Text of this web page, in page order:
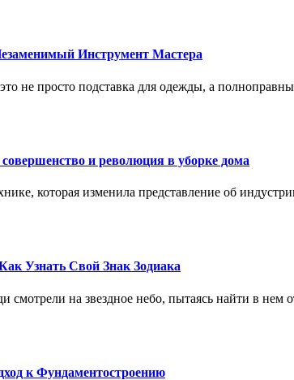
Инструмент Мастера
не просто подставка для одежды, а
и революция в уборке дома
которая изменила представление об
Узнать Свой Знак Зодиака
смотрели на звездное небо, пытаясь найти в нем
к Фундаментостроению